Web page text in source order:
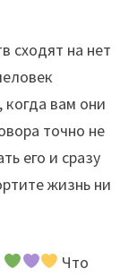
сходят на нет
когда вам они
точно не
его и сразу
жизнь ни
Что